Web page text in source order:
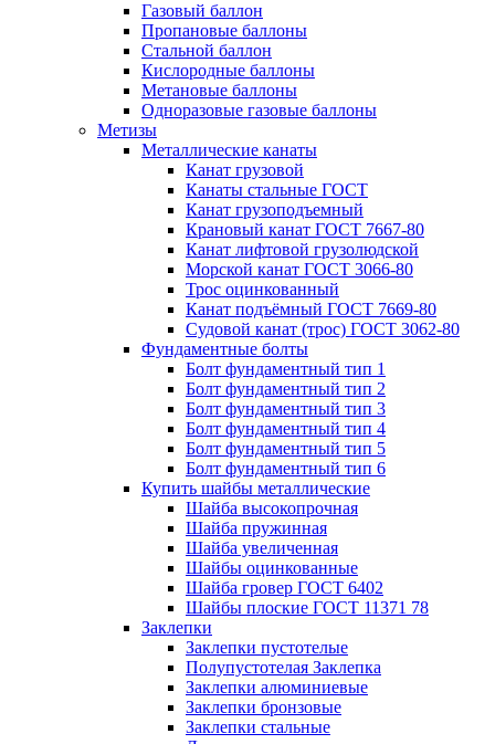
Газовый баллон
Пропановые баллоны
Стальной баллон
Кислородные баллоны
Метановые баллоны
Одноразовые газовые баллоны
Метизы
Металлические канаты
Канат грузовой
Канаты стальные ГОСТ
Канат грузоподъемный
Крановый канат ГОСТ 7667-80
Канат лифтовой грузолюдской
Морской канат ГОСТ 3066-80
Трос оцинкованный
Канат подъёмный ГОСТ 7669-80
Судовой канат (трос) ГОСТ 3062-80
Фундаментные болты
Болт фундаментный тип 1
Болт фундаментный тип 2
Болт фундаментный тип 3
Болт фундаментный тип 4
Болт фундаментный тип 5
Болт фундаментный тип 6
Купить шайбы металлические
Шайба высокопрочная
Шайба пружинная
Шайба увеличенная
Шайбы оцинкованные
Шайба гровер ГОСТ 6402
Шайбы плоские ГОСТ 11371 78
Заклепки
Заклепки пустотелые
Полупустотелая Заклепка
Заклепки алюминиевые
Заклепки бронзовые
Заклепки стальные